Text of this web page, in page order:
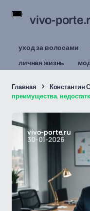
vivo-
уход за волосами
личная жизнь
Главная Константин
преимущества,
vivo-porte.ru
30-01-2026